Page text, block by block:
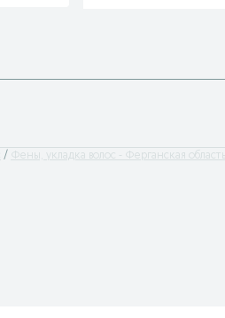
Фены, укладка волос - Ферганская область